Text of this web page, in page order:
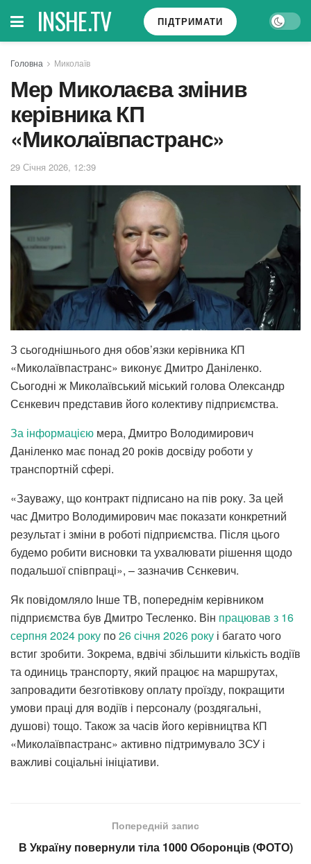
INSHE.TV ПІДТРИМАТИ
Головна Миколаїв
Мер Миколаєва змінив
керівника КП
«Миколаївпастранс»
29 Січня 2026, 12:39
З сьогоднішнього дня обов’язки керівника КП
«Миколаївпастранс» виконує Дмитро Даніленко.
Сьогодні ж Миколаївський міський голова Олександр
Сєнкевич представив його колективу підприємства.
За інформацією мера, Дмитро Володимирович
Даніленко має понад 20 років досвіду роботи у
транспортній сфері.
«Зауважу, що контракт підписано на пів року. За цей
час Дмитро Володимирович має показати конкретний
результат і зміни в роботі підприємства. Після цього
будемо робити висновки та ухвалювати рішення щодо
подальшої співпраці», – зазначив Сєнкевич.
Як повідомляло Інше ТВ, попереднім керівником
підприємства був Дмитро Тесленко. Він працював з 16
серпня 2024 року по26 січня 2026 року і багато чого
встиг зробити. Зокрема, вдвічі збільшити кількість водіїв
та одиниць транспорту, який працює на маршрутах,
запровадити безготівкову оплату проїзду, покращити
умови праці для водіїв і персоналу (роздягальні,
душові) тощо. Також за часів його керівництва КП
«Миколаївпастранс» активно підтримувало ЗСУ і
важливі соціальні ініціативи.
Попередній запис
В Україну повернули тіла 1000 Оборонців (ФОТО)